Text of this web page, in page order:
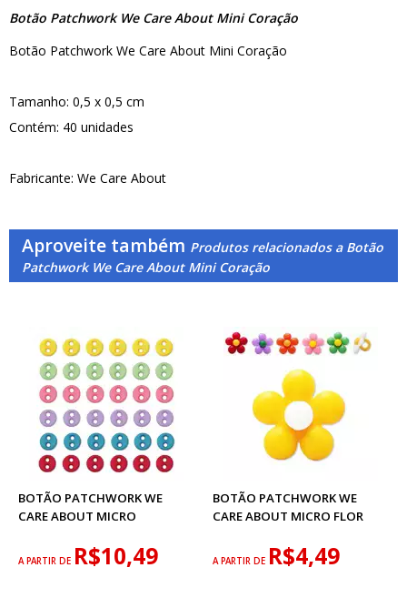
Botão Patchwork We Care About Mini Coração
Botão Patchwork We Care About Mini Coração
Tamanho: 0,5 x 0,5 cm
Contém: 40 unidades
Fabricante: We Care About
Aproveite também Produtos relacionados a Botão
Patchwork We Care About Mini Coração
BOTÃO PATCHWORK WE
CARE ABOUT MICRO
A PARTIR DE R$10,49
BOTÃO PATCHWORK WE
CARE ABOUT MICRO FLOR
A PARTIR DE R$4,49